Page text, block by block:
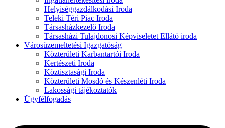
Helyiséggazdálkodási Iroda
Teleki Téri Piac Iroda
Társasházkezelő Iroda
Társasházi Tulajdonosi Képviseletet Ellátó iroda
Városüzemeltetési Igazgatóság
Közterületi Karbantartói Iroda
Kertészeti Iroda
Köztisztasági Iroda
Közterületi Mosdó és Készenléti Iroda
Lakossági tájékoztatók
Ügyfélfogadás